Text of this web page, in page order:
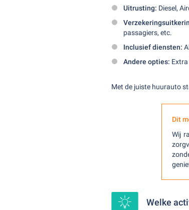
Uitrusting: Diesel,
passagiers, etc.
Inclusief diensten:
Andere opties:
Met de juiste huurauto
Dit
Wij
Welke